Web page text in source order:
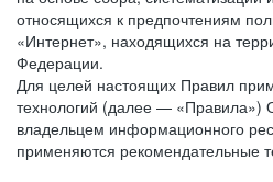
относящихся к предпочтениям
«Интернет», находящихся на
Федерации.
Для целей настоящих Правил
технологий (далее — «Правила»)
владельцем информационного
применяются рекомендательные